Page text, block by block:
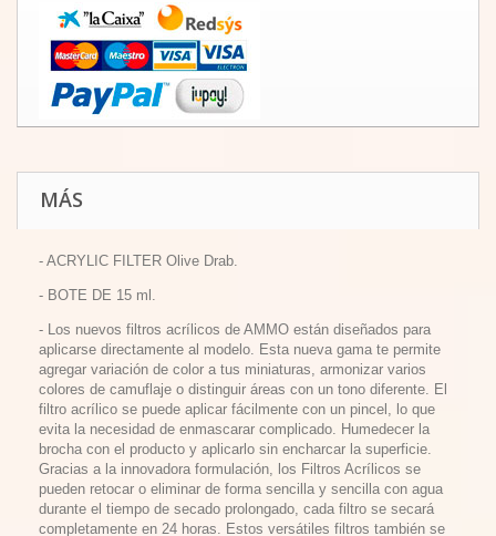
MÁS
- ACRYLIC FILTER Olive Drab.
- BOTE DE 15 ml.
- Los nuevos filtros acrílicos de AMMO están diseñados para
aplicarse directamente al modelo. Esta nueva gama te permite
agregar variación de color a tus miniaturas, armonizar varios
colores de camuflaje o distinguir áreas con un tono diferente. El
filtro acrílico se puede aplicar fácilmente con un pincel, lo que
evita la necesidad de enmascarar complicado. Humedecer la
brocha con el producto y aplicarlo sin encharcar la superficie.
Gracias a la innovadora formulación, los Filtros Acrílicos se
pueden retocar o eliminar de forma sencilla y sencilla con agua
durante el tiempo de secado prolongado, cada filtro se secará
completamente en 24 horas. Estos versátiles filtros también se